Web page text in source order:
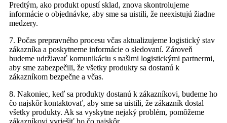
Predtým, ako produkt opustí sklad, znova skontrolujeme
informácie o objednávke, aby sme sa uistili, že neexistujú žiadne
medzery.
7. Počas prepravného procesu včas aktualizujeme logistický stav
zákazníka a poskytneme informácie o sledovaní. Zároveň
budeme udržiavať komunikáciu s našimi logistickými partnermi,
aby sme zabezpečili, že všetky produkty sa dostanú k
zákazníkom bezpečne a včas.
8. Nakoniec, keď sa produkty dostanú k zákazníkovi, budeme ho
čo najskôr kontaktovať, aby sme sa uistili, že zákazník dostal
všetky produkty. Ak sa vyskytne nejaký problém, pomôžeme
zákazníkovi vyriešiť ho čo najskôr.